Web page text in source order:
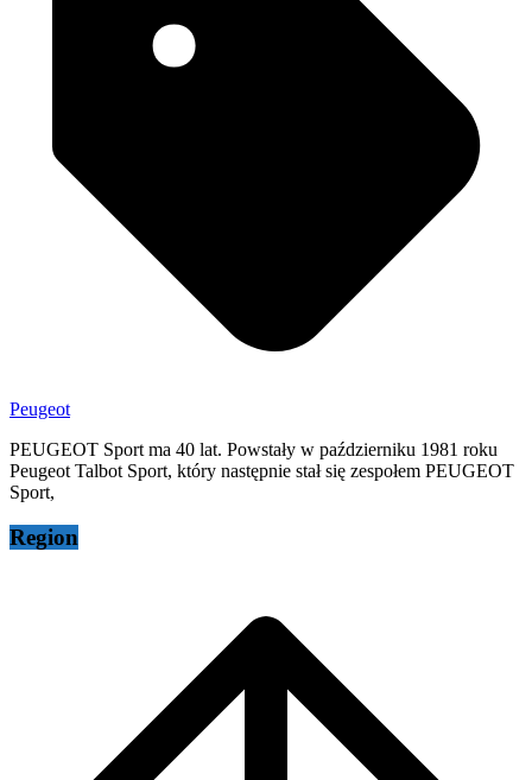
Peugeot
PEUGEOT Sport ma 40 lat. Powstały w październiku 1981 roku
Peugeot Talbot Sport, który następnie stał się zespołem PEUGEOT
Sport,
Region